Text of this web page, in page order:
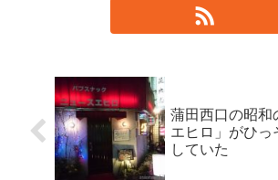
蒲田西口の昭和
エヒロ」がひっ
していた